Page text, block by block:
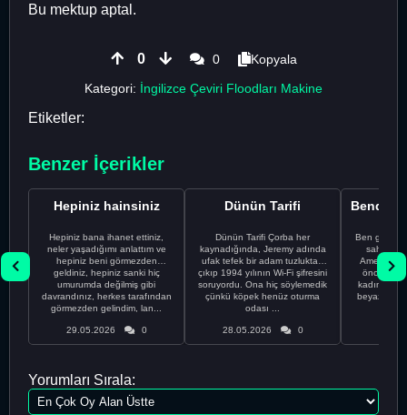
Bu mektup aptal.
0 0
Kopyala
Kategori: İngilizce Çeviri Floodları Makine
Etiketler:
Benzer İçerikler
Hepiniz hainsiniz
Hepiniz bana ihanet ettiniz,
neler yaşadığımı anlattım ve
hepiniz beni görmezden
geldiniz, hepiniz sanki hiç
umurumda değilmiş gibi
davrandınız, herkes tarafından
görmezden gelindim, lan...
29.05.2026 0
Dünün Tarifi
Dünün Tarifi Çorba her
kaynadığında, Jeremy adında
ufak tefek bir adam tuzluktan
çıkıp 1994 yılının Wi-Fi şifresini
soruyordu. Ona hiç söylemedik
çünkü köpek henüz oturma
odası ...
28.05.2026 0
Ben gururlu
sahip
önce
kadınla
beyaz
Yorumları Sırala: